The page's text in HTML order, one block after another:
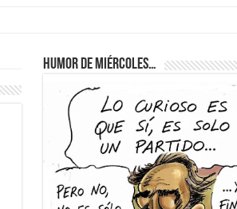
Humor de Miércoles…